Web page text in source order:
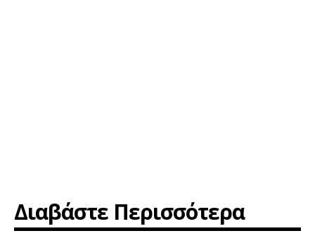
Διαβάστε Περισσότερα